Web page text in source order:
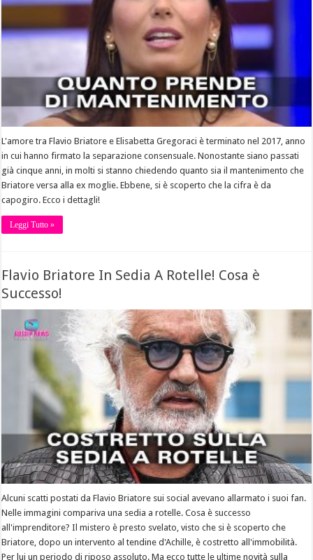
L'amore tra Flavio Briatore e Elisabetta Gregoraci è terminato nel 2017, anno
in cui hanno firmato la separazione consensuale. Nonostante siano passati
già cinque anni, in molti si stanno chiedendo quanto sia il mantenimento che
Briatore versa alla ex moglie. Ebbene, si è scoperto che la cifra è da
capogiro. Ecco i dettagli!
Leggi Tutto »
Flavio Briatore In Sedia A Rotelle! Cosa è
Successo!
Alcuni scatti postati da Flavio Briatore sui social avevano allarmato i suoi fan.
Nelle immagini compariva una sedia a rotelle. Cosa è successo
all'imprenditore? Il mistero è presto svelato, visto che si è scoperto che
Briatore, dopo un intervento al tendine d'Achille, è costretto all'immobilità.
Per lui un periodo di riposo assoluto. Ma ecco tutte le ultime novità sulla